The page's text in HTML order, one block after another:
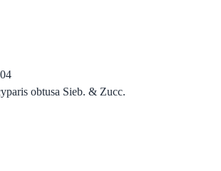
obtusa Sieb. & Zucc.